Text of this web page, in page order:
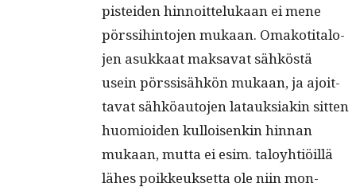
pis­tei­den hin­noit­telukaan ei mene
pörssi­hin­to­jen mukaan. Omakoti­talo­
jen asukkaat mak­sa­vat sähköstä
usein pörssisähkön mukaan, ja ajoit­
ta­vat sähköau­to­jen latauk­si­akin sit­ten
huomioiden kul­loisenkin hin­nan
mukaan, mut­ta ei esim. taloy­htiöil­lä
läh­es poikkeuk­set­ta ole niin mon­